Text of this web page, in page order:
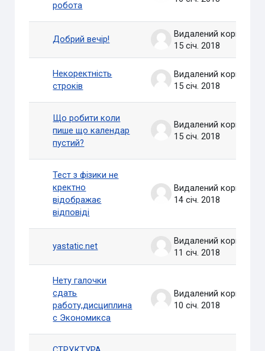
робота
Добрий вечір!
15 січ. 2018
Некоректність
строків
15 січ. 2018
Що робити коли
пише що календар
пустий?
15 січ. 2018
Тест з фізики не
кректно
відображає
відповіді
14 січ. 2018
yastatic.net
11 січ. 2018
Нету галочки
сдать
работу,дисциплина
с Экономикса
10 січ. 2018